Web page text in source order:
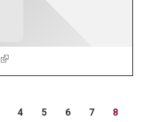
(link
4 5 6 7 8